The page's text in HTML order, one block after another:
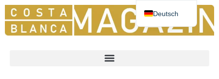
Deutsch
Español